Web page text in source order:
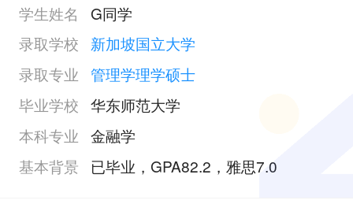
学生姓名
G同学
录取学校
新加坡国立大学
录取专业 管理学理学硕士
毕业学校 华东师范大学
本科专业 金融学
基本背景
已毕业，GPA82.2，雅思7.0